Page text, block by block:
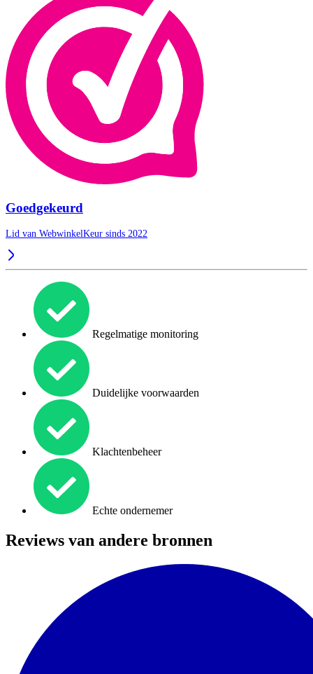
Goedgekeurd
Lid van WebwinkelKeur sinds 2022
Regelmatige monitoring
Duidelijke voorwaarden
Klachtenbeheer
Echte ondernemer
Reviews van andere bronnen